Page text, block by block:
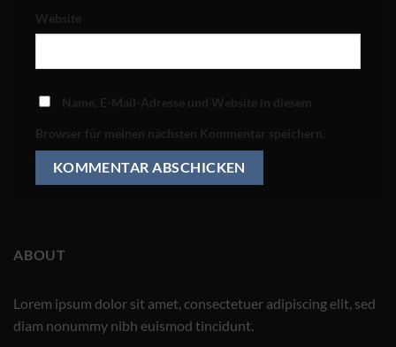
Website
Name, E-Mail-Adresse und Website in diesem
Browser für meinen nächsten Kommentar speichern.
ABOUT
Lorem ipsum dolor sit amet, consectetuer adipiscing elit, sed
diam nonummy nibh euismod tincidunt.